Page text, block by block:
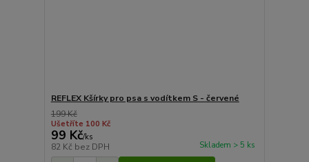
REFLEX Kšírky pro psa s vodítkem S - červené
199 Kč
Ušetříte 100 Kč
99 Kč/ks
82 Kč bez DPH Skladem > 5 ks